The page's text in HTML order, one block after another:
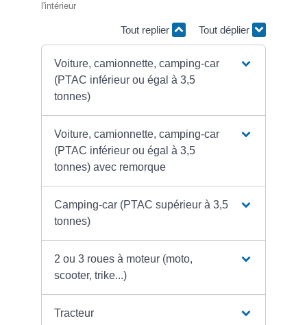
l'intérieur
Tout replier Tout déplier
Voiture, camionnette, camping-car
(PTAC inférieur ou égal à 3,5
tonnes)
Voiture, camionnette, camping-car
(PTAC inférieur ou égal à 3,5
tonnes) avec remorque
Camping-car (PTAC supérieur à 3,5
tonnes)
2 ou 3 roues à moteur (moto,
scooter, trike...)
Tracteur